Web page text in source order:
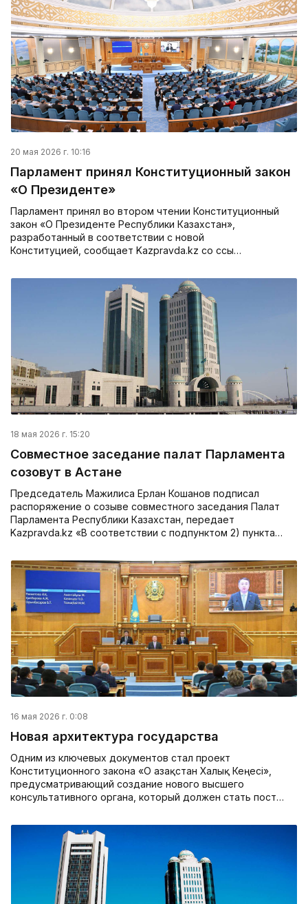
20 мая 2026 г. 10:16
Парламент принял Конституционный закон
«О Президенте»
Парламент принял во втором чтении Конституционный
закон «О Президенте Республики Казахстан»,
разработанный в соответствии с новой
Конституцией, сообщает Kazpravda.kz со ссы…
18 мая 2026 г. 15:20
Совместное заседание палат Парламента
созовут в Астане
Председатель Мажилиса Ерлан Кошанов подписал
распоряжение о созыве совместного заседания Палат
Парламента Республики Казахстан, передает
Kazpravda.kz «В соответствии с подпунктом 2) пункта…
16 мая 2026 г. 0:08
Новая архитектура государства
Одним из ключевых документов стал проект
Конституционного закона «О Қазақстан Халық Кеңесі»,
предусматривающий создание нового высшего
консультативного органа, который должен стать пост…